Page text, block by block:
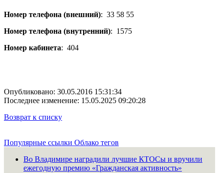
Номер телефона (внешний): 33 58 55
Номер телефона (внутренний): 1575
Номер кабинета: 404
Опубликовано: 30.05.2016 15:31:34
Последнее изменение: 15.05.2025 09:20:28
Возврат к списку
Популярные ссылки Облако тегов
Во Владимире наградили лучшие КТОСы и вручили
ежегодную премию «Гражданская активность»